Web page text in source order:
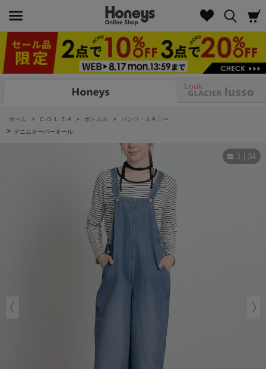
Look
ホーム > C･O･L･Z･A > ボトムス > パンツ・スキニー
> デニムオーバーオール
1 | 34